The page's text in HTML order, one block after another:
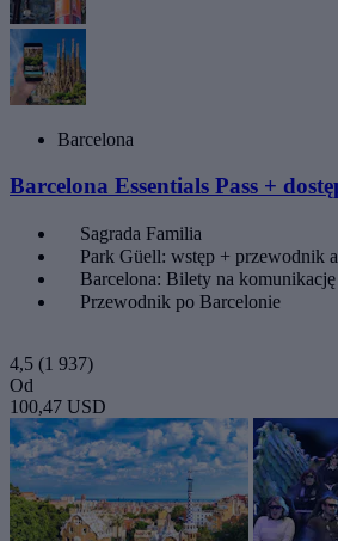
Barcelona
Barcelona Essentials Pass +
Sagrada Familia
Park Güell: wstęp + przewodnik
Barcelona: Bilety na komunikację
Przewodnik po Barcelonie
4,5 (1 937)
Od
100,47 USD